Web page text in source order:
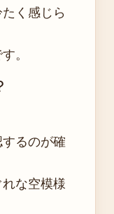
く感じら
。
るのが確
な空模様